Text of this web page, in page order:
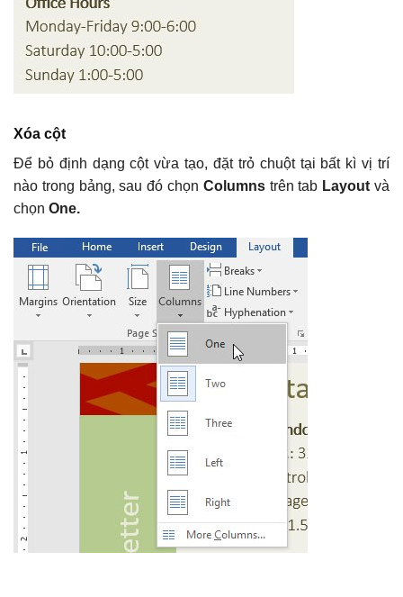
Xóa cột
Để bỏ định dạng cột vừa tạo, đặt trỏ chuột tại bất kì vị trí
nào trong bảng, sau đó chọn Columnstrên tab Layout và
chọn One.